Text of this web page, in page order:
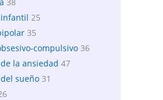
25
35
compulsivo 36
la ansiedad 47
sueño 31